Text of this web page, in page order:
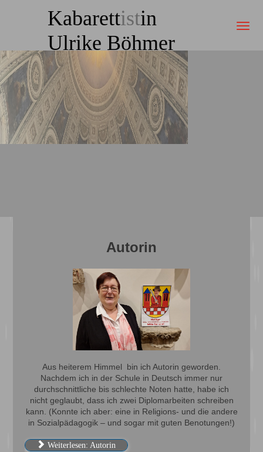
Kabarettistin
Ulrike Böhmer
Autorin
Aus heiterem Himmel bin ich Autorin geworden.
Nachdem ich in der Schule in Deutsch immer nur
durchschnittliche bis schlechte Noten hatte, habe ich
nicht geglaubt, dass ich zwei Diplomarbeiten schreiben
kann. (Konnte ich aber: eine in Religions- und die andere
in Sozialpädagogik – und sogar mit guten Benotungen!)
Weiterlesen: Autorin